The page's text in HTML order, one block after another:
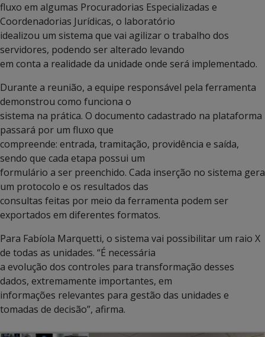
fluxo em algumas Procuradorias Especializadas e
Coordenadorias Jurídicas, o laboratório
idealizou um sistema que vai agilizar o trabalho dos
servidores, podendo ser alterado levando
em conta a realidade da unidade onde será implementado.
Durante a reunião, a equipe responsável pela ferramenta
demonstrou como funciona o
sistema na prática. O documento cadastrado na plataforma
passará por um fluxo que
compreende: entrada, tramitação, providência e saída,
sendo que cada etapa possui um
formulário a ser preenchido. Cada inserção no sistema gera
um protocolo e os resultados das
consultas feitas por meio da ferramenta podem ser
exportados em diferentes formatos.
Para Fabíola Marquetti, o sistema vai possibilitar um raio X
de todas as unidades. “É necessária
a evolução dos controles para transformação desses
dados, extremamente importantes, em
informações relevantes para gestão das unidades e
tomadas de decisão”, afirma.